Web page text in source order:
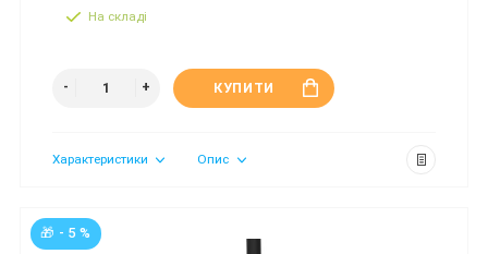
На складі
КУПИТИ
Характеристики Опис
🎁 - 5 %